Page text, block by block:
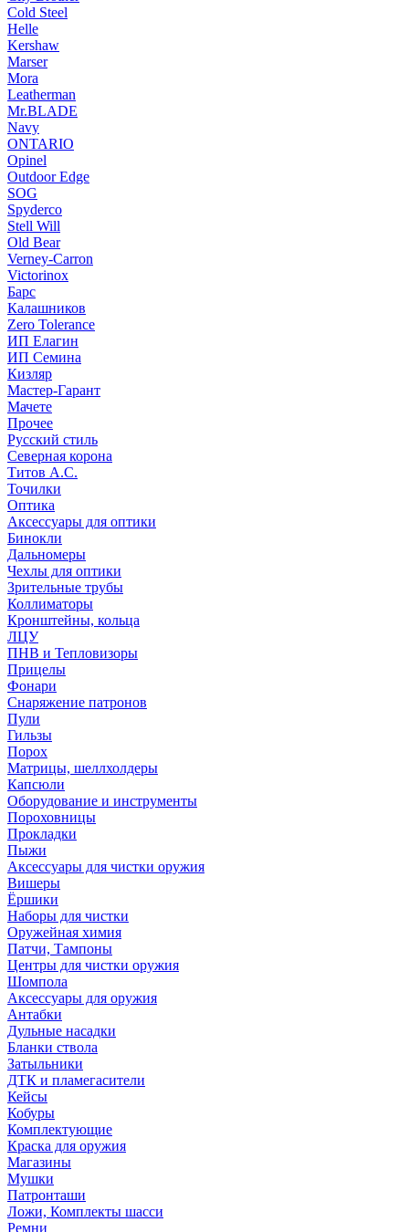
Cold Steel
Helle
Kershaw
Marser
Mora
Leatherman
Mr.BLADE
Navy
ONTARIO
Opinel
Outdoor Edge
SOG
Spyderco
Stell Will
Old Bear
Verney-Carron
Victorinox
Барс
Калашников
Zero Tolerance
ИП Елагин
ИП Семина
Кизляр
Мастер-Гарант
Мачете
Прочее
Русский стиль
Северная корона
Титов А.С.
Точилки
Оптика
Аксессуары для оптики
Бинокли
Дальномеры
Чехлы для оптики
Зрительные трубы
Коллиматоры
Кронштейны, кольца
ЛЦУ
ПНВ и Тепловизоры
Прицелы
Фонари
Снаряжение патронов
Пули
Гильзы
Порох
Матрицы, шеллхолдеры
Капсюли
Оборудование и инструменты
Пороховницы
Прокладки
Пыжи
Аксессуары для чистки оружия
Вишеры
Ёршики
Наборы для чистки
Оружейная химия
Патчи, Тампоны
Центры для чистки оружия
Шомпола
Аксессуары для оружия
Антабки
Дульные насадки
Бланки ствола
Затыльники
ДТК и пламегасители
Кейсы
Кобуры
Комплектующие
Краска для оружия
Магазины
Мушки
Патронташи
Ложи, Комплекты шасси
Ремни